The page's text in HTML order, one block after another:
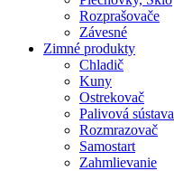
Rozprašovače
Závesné
Zimné produkty
Chladič
Kuny
Ostrekovač
Palivová sústava
Rozmrazovač
Samostart
Zahmlievanie